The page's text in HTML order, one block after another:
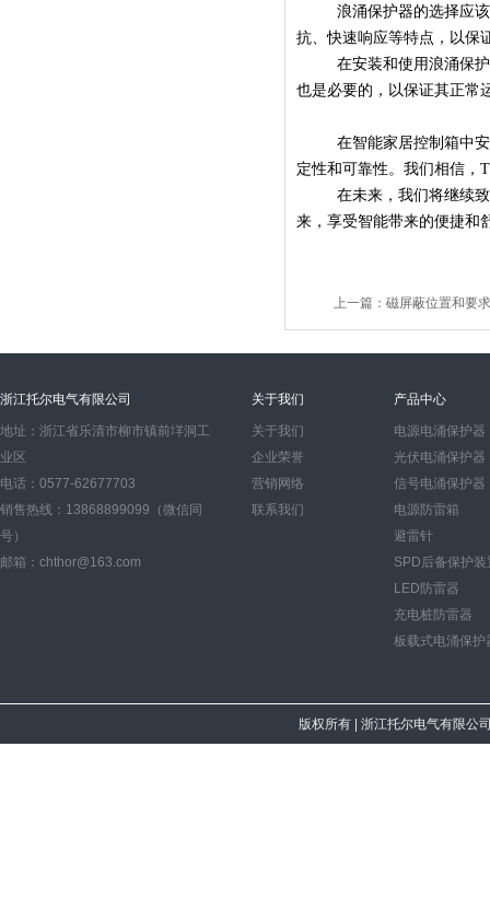
浪涌保护器的选择应
抗、快速响应等特点，以保
在安装和使用浪涌保
也是必要的，以保证其正常
在智能家居控制箱中
定性和可靠性。我们相信，
在未来，我们将继续
来，享受智能带来的便捷和
上一篇： 磁屏蔽位置和要求
浙江托尔电气有限公司
地址：浙江省乐清市柳市镇前垟洞工
业区
电话：0577-62677703
销售热线：13868899099（微信同
号）
邮箱：chthor@163.com
关于我们
关于我们
企业荣誉
营销网络
联系我们
产品中心
电源电涌保护器
光伏电涌保护器
信号电涌保护器
电源防雷箱
避雷针
SPD后备保护装
LED防雷器
充电桩防雷器
板载式电涌保护
版权所有| 浙江托尔电气有限公